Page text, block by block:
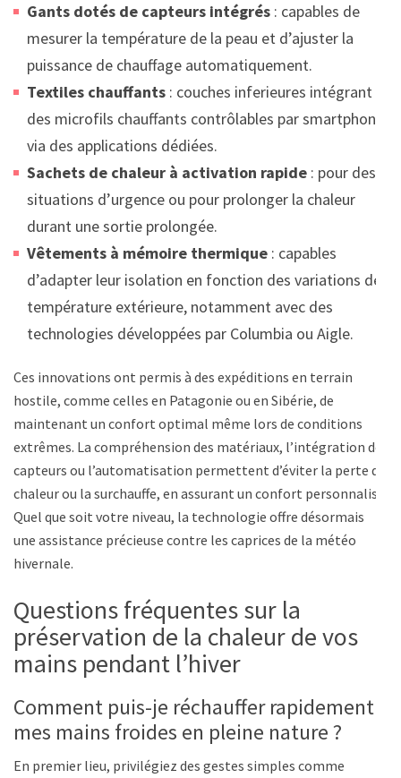
Gants dotés de capteurs intégrés : capables de
mesurer la température de la peau et d’ajuster la
puissance de chauffage automatiquement.
Textiles chauffants : couches inferieures intégrant
des microfils chauffants contrôlables par smartphone
via des applications dédiées.
Sachets de chaleur à activation rapide : pour des
situations d’urgence ou pour prolonger la chaleur
durant une sortie prolongée.
Vêtements à mémoire thermique : capables
d’adapter leur isolation en fonction des variations de
température extérieure, notamment avec des
technologies développées par Columbia ou Aigle.
Ces innovations ont permis à des expéditions en terrain
hostile, comme celles en Patagonie ou en Sibérie, de
maintenant un confort optimal même lors de conditions
extrêmes. La compréhension des matériaux, l’intégration de
capteurs ou l’automatisation permettent d’éviter la perte de
chaleur ou la surchauffe, en assurant un confort personnalisé.
Quel que soit votre niveau, la technologie offre désormais
une assistance précieuse contre les caprices de la météo
hivernale.
Questions fréquentes sur la
préservation de la chaleur de vos
mains pendant l’hiver
Comment puis-je réchauffer rapidement
mes mains froides en pleine nature ?
En premier lieu, privilégiez des gestes simples comme